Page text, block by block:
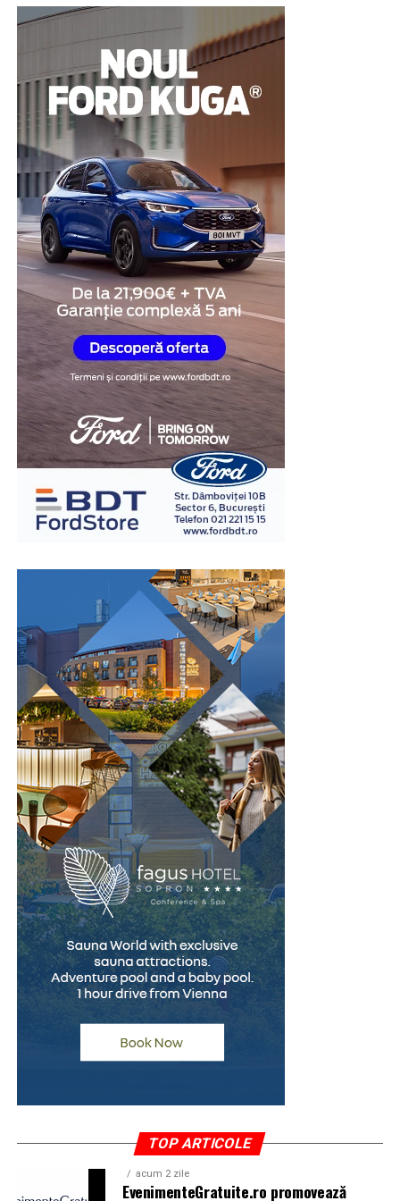
proprietarul își poate recupera vehiculul. Din acest
motiv, această soluție este luată în considerare de
persoanele care au nevoie temporară de lichidități, dar
nu doresc să renunțe definitiv la bunul pe care îl dețin.
Proprietarul mașinii are nevoie
de o soluție financiară pe
termen scurt
Există și situații în care dificultățile financiare sunt doar
temporare, iar persoana în cauză știe că va dispune de
fondurile necesare peste câteva săptămâni sau luni. În
aceste cazuri, obiectivul nu este obținerea unei finanțări
pe termen lung, ci identificarea unei soluții care să
acopere o nevoie punctuală, fără renunțarea definitivă
la autoturism.
Un amanet mașini poate reprezenta o opțiune potrivită
atunci când este utilizat pentru acoperirea unei nevoi
financiare pe termen scurt și este însoțit de un plan
realist de rambursare. Înainte de semnarea contractului,
este recomandată analizarea perioadei de finanțare, a
costurilor și a tuturor condițiilor contractuale, pentru
ca soluția aleasă să fie adaptată situației financiare
În concluzie, amanetul auto poate reprezenta o soluție
eficientă atunci când este ales în urma unei analize
atente și atunci când răspunde unei nevoi reale, pe
termen scurt. O instituție serioasă va explica în mod
transparent modul în care este realizată evaluarea
autoturismului, costurile aplicabile și condițiile
contractului, astfel încât decizia să fie luată în
cunoștință de cauză. Informarea corectă încă de la
început reduce riscul apariției unor neînțelegeri și
contribuie la alegerea celei mai potrivite soluții
financiare.
(Advertoriale)
TOP ARTICOLE
acum 2 zile
EvenimenteGratuite.ro promovează